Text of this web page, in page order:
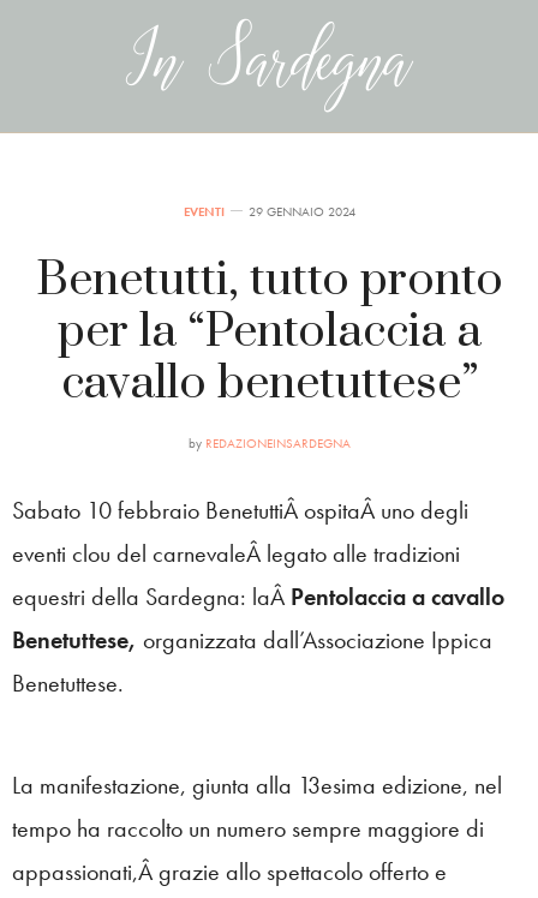
EVENTI 29 GENNAIO 2024
Benetutti, tutto pronto
per la “Pentolaccia a
cavallo benetuttese”
by REDAZIONEINSARDEGNA
Sabato 10 febbraio BenetuttiÂ ospitaÂ uno degli
eventi clou del carnevaleÂ legato alle tradizioni
equestri della Sardegna: laÂ Pentolaccia a cavallo
Benetuttese, organizzata dall’Associazione Ippica
Benetuttese.
La manifestazione, giunta alla 13esima edizione, nel
tempo ha raccolto un numero sempre maggiore di
appassionati,Â grazie allo spettacolo offerto e